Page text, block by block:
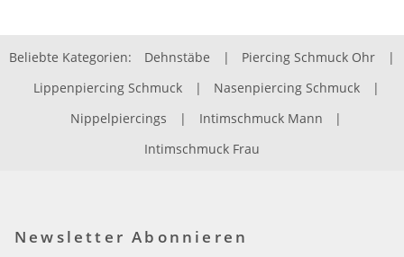
Beliebte Kategorien: Dehnstäbe | Piercing Schmuck Ohr
|
Lippenpiercing Schmuck
| Nasenpiercing Schmuck
|
Nippelpiercings
| Intimschmuck Mann
|
Intimschmuck Frau
Newsletter Abonnieren